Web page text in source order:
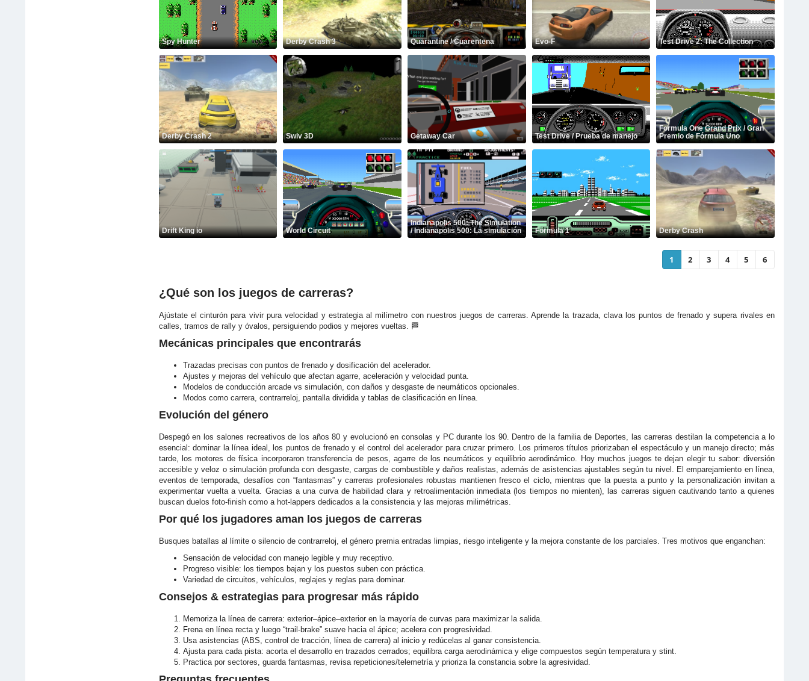
Spy Hunter Derby Crash 3 Quarantine / Cuarentena Evo-F Test Drive 2: The Collection
Derby Crash 2 Swiv 3D Getaway Car Test Drive / Prueba de manejo
Formula One Grand Prix / Gran
Premio de Fórmula Uno
Drift King io World Circuit
Indianapolis 500: The Simulation
/ Indianapolis 500: La simulación
Formula 1 Derby Crash
1 2 3 4 5 6
¿Qué son los juegos de carreras?
Ajústate el cinturón para vivir pura velocidad y estrategia al milímetro con nuestros juegos de carreras. Aprende la trazada, clava los puntos de frenado y supera rivales en
calles, tramos de rally y óvalos, persiguiendo podios y mejores vueltas. 🏁
Mecánicas principales que encontrarás
Trazadas precisas con puntos de frenado y dosificación del acelerador.
Ajustes y mejoras del vehículo que afectan agarre, aceleración y velocidad punta.
Modelos de conducción arcade vs simulación, con daños y desgaste de neumáticos opcionales.
Modos como carrera, contrarreloj, pantalla dividida y tablas de clasificación en línea.
Evolución del género
Despegó en los salones recreativos de los años 80 y evolucionó en consolas y PC durante los 90. Dentro de la familia de Deportes, las carreras destilan la competencia a lo
esencial: dominar la línea ideal, los puntos de frenado y el control del acelerador para cruzar primero. Los primeros títulos priorizaban el espectáculo y un manejo directo; más
tarde, los motores de física incorporaron transferencia de pesos, agarre de los neumáticos y equilibrio aerodinámico. Hoy muchos juegos te dejan elegir tu sabor: diversión
accesible y veloz o simulación profunda con desgaste, cargas de combustible y daños realistas, además de asistencias ajustables según tu nivel. El emparejamiento en línea,
eventos de temporada, desafíos con “fantasmas” y carreras profesionales robustas mantienen fresco el ciclo, mientras que la puesta a punto y la personalización invitan a
experimentar vuelta a vuelta. Gracias a una curva de habilidad clara y retroalimentación inmediata (los tiempos no mienten), las carreras siguen cautivando tanto a quienes
buscan duelos foto-finish como a hot-lappers dedicados a la consistencia y las mejoras milimétricas.
Por qué los jugadores aman los juegos de carreras
Busques batallas al límite o silencio de contrarreloj, el género premia entradas limpias, riesgo inteligente y la mejora constante de los parciales. Tres motivos que enganchan:
Sensación de velocidad con manejo legible y muy receptivo.
Progreso visible: los tiempos bajan y los puestos suben con práctica.
Variedad de circuitos, vehículos, reglajes y reglas para dominar.
Consejos & estrategias para progresar más rápido
Memoriza la línea de carrera: exterior–ápice–exterior en la mayoría de curvas para maximizar la salida.
Frena en línea recta y luego “trail-brake” suave hacia el ápice; acelera con progresividad.
Usa asistencias (ABS, control de tracción, línea de carrera) al inicio y redúcelas al ganar consistencia.
Ajusta para cada pista: acorta el desarrollo en trazados cerrados; equilibra carga aerodinámica y elige compuestos según temperatura y stint.
Practica por sectores, guarda fantasmas, revisa repeticiones/telemetría y prioriza la constancia sobre la agresividad.